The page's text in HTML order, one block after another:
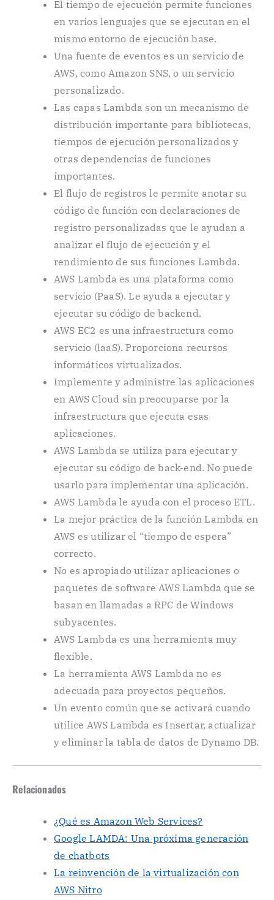
El tiempo de ejecución permite funciones
en varios lenguajes que se ejecutan en el
mismo entorno de ejecución base.
Una fuente de eventos es un servicio de
AWS, como Amazon SNS, o un servicio
personalizado.
Las capas Lambda son un mecanismo de
distribución importante para bibliotecas,
tiempos de ejecución personalizados y
otras dependencias de funciones
importantes.
El flujo de registros le permite anotar su
código de función con declaraciones de
registro personalizadas que le ayudan a
analizar el flujo de ejecución y el
rendimiento de sus funciones Lambda.
AWS Lambda es una plataforma como
servicio (PaaS). Le ayuda a ejecutar y
ejecutar su código de backend.
AWS EC2 es una infraestructura como
servicio (laaS). Proporciona recursos
informáticos virtualizados.
Implemente y administre las aplicaciones
en AWS Cloud sin preocuparse por la
infraestructura que ejecuta esas
aplicaciones.
AWS Lambda se utiliza para ejecutar y
ejecutar su código de back-end. No puede
usarlo para implementar una aplicación.
AWS Lambda le ayuda con el proceso ETL.
La mejor práctica de la función Lambda en
AWS es utilizar el “tiempo de espera”
correcto.
No es apropiado utilizar aplicaciones o
paquetes de software AWS Lambda que se
basan en llamadas a RPC de Windows
subyacentes.
AWS Lambda es una herramienta muy
flexible.
La herramienta AWS Lambda no es
adecuada para proyectos pequeños.
Un evento común que se activará cuando
utilice AWS Lambda es Insertar, actualizar
y eliminar la tabla de datos de Dynamo DB.
Relacionados
¿Qué es Amazon Web Services?
Google LAMDA: Una próxima generación
de chatbots
La reinvención de la virtualización con
AWS Nitro